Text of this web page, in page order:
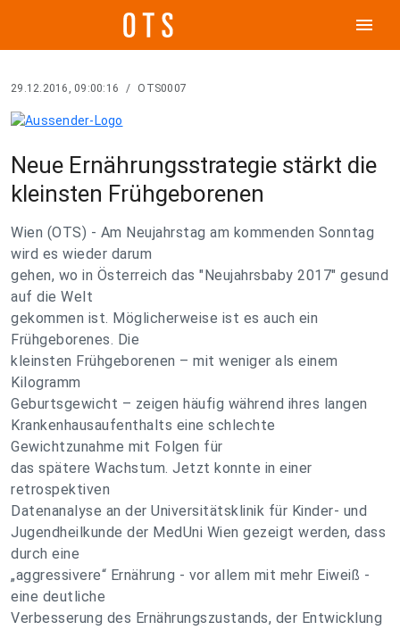
menu
29.12.2016, 09:00:16 / OTS0007
Neue Ernährungsstrategie stärkt die
kleinsten Frühgeborenen
Wien (OTS) - Am Neujahrstag am kommenden Sonntag
wird es wieder darum
gehen, wo in Österreich das "Neujahrsbaby 2017" gesund
auf die Welt
gekommen ist. Möglicherweise ist es auch ein
Frühgeborenes. Die
kleinsten Frühgeborenen – mit weniger als einem
Kilogramm
Geburtsgewicht – zeigen häufig während ihres langen
Krankenhausaufenthalts eine schlechte
Gewichtzunahme mit Folgen für
das spätere Wachstum. Jetzt konnte in einer
retrospektiven
Datenanalyse an der Universitätsklinik für Kinder- und
Jugendheilkunde der MedUni Wien gezeigt werden, dass
durch eine
„aggressivere“ Ernährung - vor allem mit mehr Eiweiß -
eine deutliche
Verbesserung des Ernährungszustands, der Entwicklung